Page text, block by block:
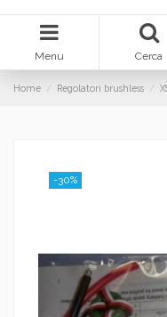
Menu Cerca
Home Regolatori brushless
-30%